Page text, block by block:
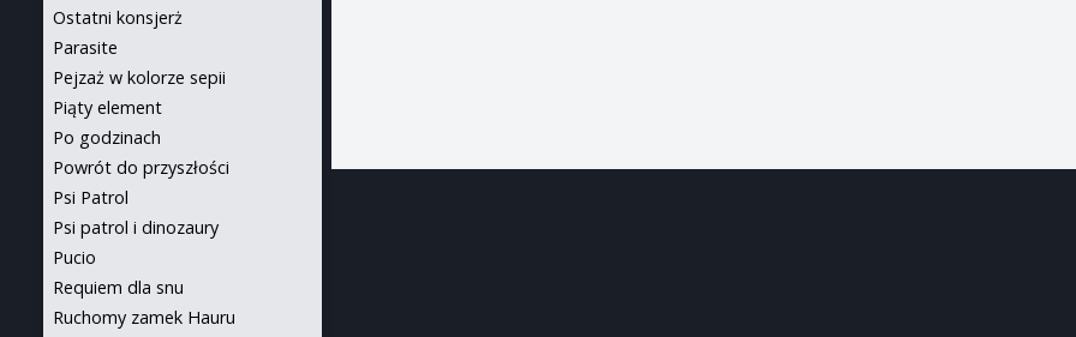
Ostatni konsjerż
Parasite
Pejzaż w kolorze sepii
Piąty element
Po godzinach
Powrót do przyszłości
Psi Patrol
Psi patrol i dinozaury
Pucio
Requiem dla snu
Ruchomy zamek Hauru